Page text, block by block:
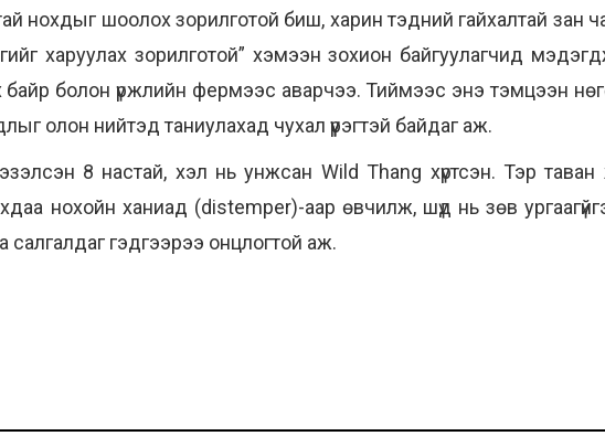
нохдыг шоолох зорилготой биш, харин тэдний гайхалтай зан
харуулах зорилготой” хэмээн зохион байгуулагчид
болон үржлийн фермээс аварчээ. Тиймээс энэ тэмцээн
олон нийтэд таниулахад чухал үүрэгтэй байдаг аж.
эзэлсэн 8 настай, хэл нь унжсан Wild Thang хүртсэн. Тэр
нохойн ханиад (distemper)-аар өвчилж, шүд нь зөв
салгалдаг гэдгээрээ онцлогтой аж.